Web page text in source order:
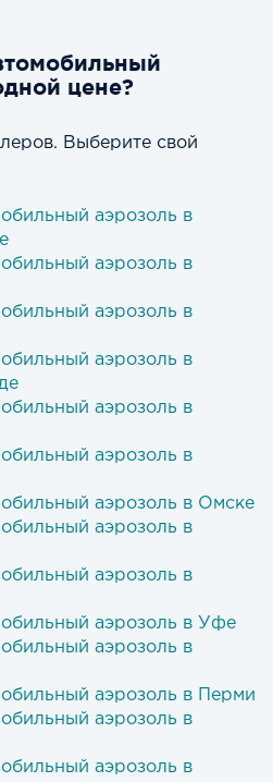
цене?
Выберите свой
аэрозоль в
аэрозоль в
аэрозоль в
аэрозоль в
аэрозоль в
аэрозоль в
аэрозоль в Омске
аэрозоль в
аэрозоль в
аэрозоль в Уфе
аэрозоль в
аэрозоль в Перми
аэрозоль в
аэрозоль в